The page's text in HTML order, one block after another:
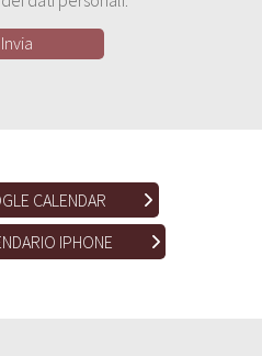
CALENDAR
IPHONE